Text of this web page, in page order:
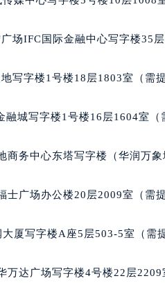
路15号国际金融大厦7层G室（
福东路1号民盈国贸中心T1写
路57号圆融广场写字楼16层
大道686号世界贸易大厦38层
路111号万象城华润大厦B座12
6号华润大厦B座22层04室（需
大路727号中银大厦A座(旺进
场IFC国际金融中心写字楼35
写字楼1号楼18层1803室（需提
城写字楼1号楼16层1604室（
商务中心东塔写字楼（华润万象
广场办公楼20层2009室（需提
厦写字楼A座5层503-5室（需
达广场写字楼4号楼22层2209